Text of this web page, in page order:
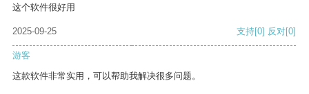
这个软件很好用
2025-09-25 支持[0] 反对[0]
游客
这款软件非常实用，可以帮助我解决很多问题。